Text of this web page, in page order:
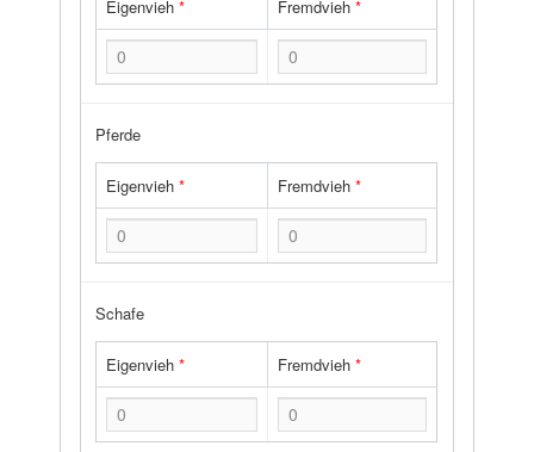
Eigenvieh* Fremdvieh*
Pferde
Eigenvieh* Fremdvieh*
Schafe
Eigenvieh* Fremdvieh*